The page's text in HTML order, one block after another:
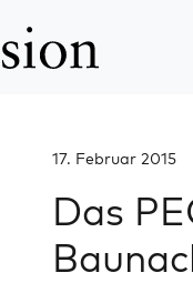
17. Februar 2015
Das